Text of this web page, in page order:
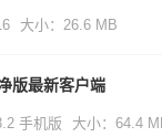
大小：26.6 MB
版最新客户端
手机版 大小：64.4